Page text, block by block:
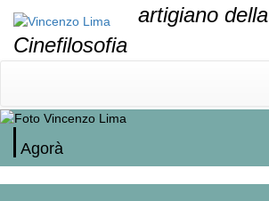
artigiano della
Cinefilosofia
Agorà